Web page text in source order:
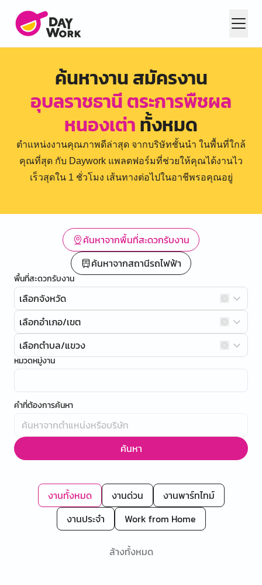
ค้นหางาน สมัครงาน
อุบลราชธานี ตระการพืชผล
หนองเต่าทั้งหมด
ตำแหน่งงานคุณภาพดีล่าสุด จากบริษัทชั้นนำ ในพื้นที่ใกล้
คุณที่สุด กับ Daywork แพลตฟอร์มที่ช่วยให้คุณได้งานไว
เร็วสุดใน 1 ชั่วโมง เส้นทางต่อไปในอาชีพรอคุณอยู่
ค้นหาจากพื้นที่สะดวกรับงาน
ค้นหาจากสถานีรถไฟฟ้า
พื้นที่สะดวกรับงาน
เลือกจังหวัด
เลือกอำเภอ/เขต
เลือกตำบล/แขวง
หมวดหมู่งาน
คำที่ต้องการค้นหา
ค้นหา
งานทั้งหมด งานด่วน
งานพาร์ทไทม์
งานประจำ
Work from Home
ล้างทั้งหมด